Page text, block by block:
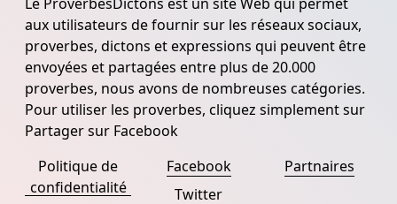
aux utilisateurs de fournir sur les réseaux sociaux,
proverbes, dictons et expressions qui peuvent être
envoyées et partagées entre plus de 20.000
proverbes, nous avons de nombreuses catégories.
Pour utiliser les proverbes, cliquez simplement sur
Partager sur Facebook
Politique de
confidentialité
Facebook
Twitter
Partnaires